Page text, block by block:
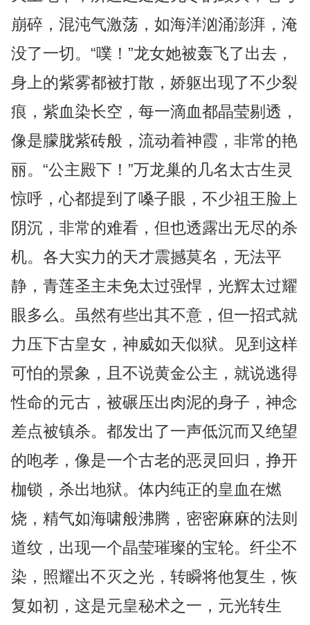
崩碎，混沌气激荡，如海洋汹涌澎湃，淹
没了一切。“噗！”龙女她被轰飞了出去，
身上的紫雾都被打散，娇躯出现了不少裂
痕，紫血染长空，每一滴血都晶莹剔透，
像是朦胧紫砖般，流动着神霞，非常的艳
丽。“公主殿下！”万龙巢的几名太古生灵
惊呼，心都提到了嗓子眼，不少祖王脸上
阴沉，非常的难看，但也透露出无尽的杀
机。各大实力的天才震撼莫名，无法平
静，青莲圣主未免太过强悍，光辉太过耀
眼多么。虽然有些出其不意，但一招式就
力压下古皇女，神威如天似狱。见到这样
可怕的景象，且不说黄金公主，就说逃得
性命的元古，被碾压出肉泥的身子，神念
差点被镇杀。都发出了一声低沉而又绝望
的咆孝，像是一个古老的恶灵回归，挣开
枷锁，杀出地狱。体内纯正的皇血在燃
烧，精气如海啸般沸腾，密密麻麻的法则
道纹，出现一个晶莹璀璨的宝轮。纤尘不
染，照耀出不灭之光，转瞬将他复生，恢
复如初，这是元皇秘术之一，元光转生